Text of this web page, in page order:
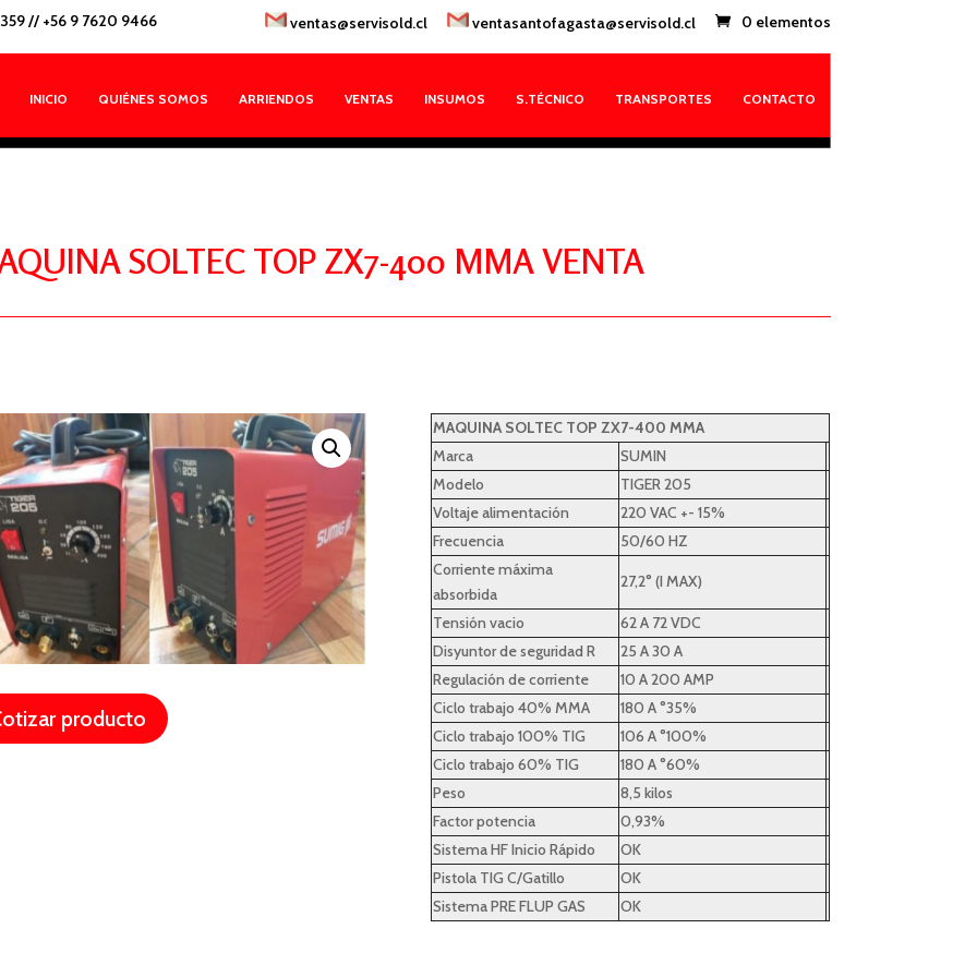
// +56 9 7620 9466 ventas@servisold.cl ventasantofagasta@servisold.cl 0 elementos
INICIO QUIÉNES SOMOS ARRIENDOS VENTAS INSUMOS S.TÉCNICO TRANSPORTES CONTACTO
SOLTEC TOP ZX7-400 MMA VENTA
producto
MAQUINA SOLTEC TOP ZX7-400 MMA
Marca
SUMIN
Modelo
TIGER 205
Voltaje alimentación
220 VAC +- 15%
Frecuencia
50/60 HZ
Corriente máxima
absorbida
27,2° (I MAX)
Tensión vacio
62 A 72 VDC
Disyuntor de seguridad R
25 A 30 A
Regulación de corriente
10 A 200 AMP
Ciclo trabajo 40% MMA
180 A °35%
Ciclo trabajo 100% TIG
106 A °100%
Ciclo trabajo 60% TIG
180 A °60%
Peso
8,5 kilos
Factor potencia
0,93%
Sistema HF Inicio Rápido
OK
Pistola TIG C/Gatillo
OK
Sistema PRE FLUP GAS
OK